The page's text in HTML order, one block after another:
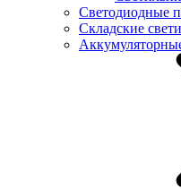
Светодиодные
Складские